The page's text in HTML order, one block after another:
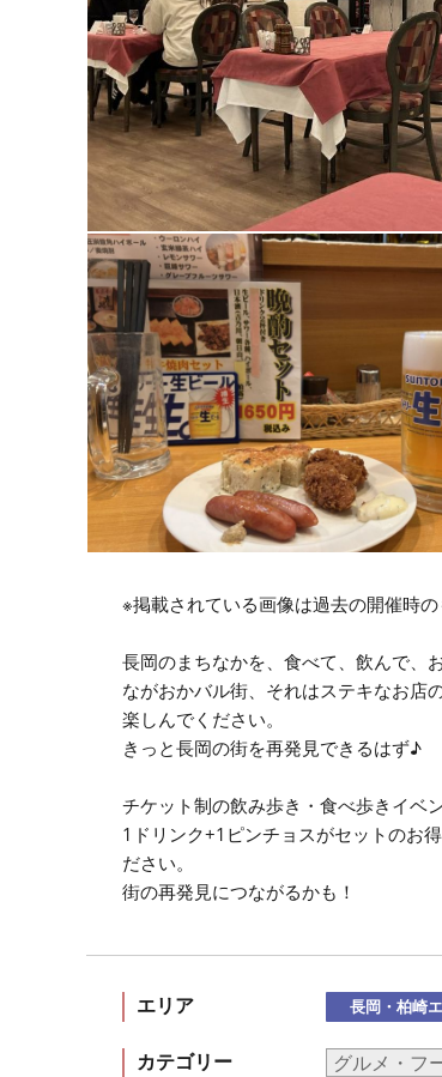
※掲載されている画像は過去の開催時の
長岡のまちなかを、食べて、飲んで、
ながおかバル街、それはステキなお店
楽しんでください。
きっと長岡の街を再発見できるはず♪
チケット制の飲み歩き・食べ歩きイベン
1ドリンク+1ピンチョスがセットのお
ださい。
街の再発見につながるかも！
エリア 長岡・柏崎
カテゴリー グルメ・フ